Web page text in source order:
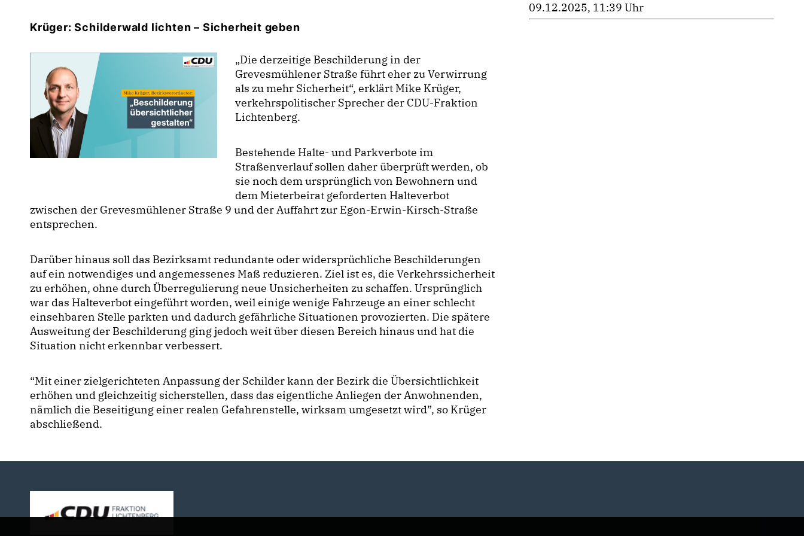
Krüger: Schilderwald lichten – Sicherheit geben
Die derzeitige Beschilderung in der
Grevesmühlener Straße führt eher zu Verwirrung
als zu mehr Sicherheit“, erklärt Mike Krüger,
verkehrspolitischer Sprecher der CDU-Fraktion
Lichtenberg.
Bestehende Halte- und Parkverbote im
Straßenverlauf sollen daher überprüft werden, ob
sie noch dem ursprünglich von Bewohnern und
dem Mieterbeirat geforderten Halteverbot
zwischen der Grevesmühlener Straße 9 und der Auffahrt zur Egon-Erwin-Kirsch-Straße
entsprechen.
Darüber hinaus soll das Bezirksamt redundante oder widersprüchliche Beschilderungen
auf ein notwendiges und angemessenes Maß reduzieren. Ziel ist es, die Verkehrssicherheit
zu erhöhen, ohne durch Überregulierung neue Unsicherheiten zu schaffen. Ursprünglich
war das Halteverbot eingeführt worden, weil einige wenige Fahrzeuge an einer schlecht
einsehbaren Stelle parkten und dadurch gefährliche Situationen provozierten. Die spätere
Ausweitung der Beschilderung ging jedoch weit über diesen Bereich hinaus und hat die
Situation nicht erkennbar verbessert.
“Mit einer zielgerichteten Anpassung der Schilder kann der Bezirk die Übersichtlichkeit
erhöhen und gleichzeitig sicherstellen, dass das eigentliche Anliegen der Anwohnenden,
nämlich die Beseitigung einer realen Gefahrenstelle, wirksam umgesetzt wird”, so Krüger
abschließend.
09.12.2025, 11:39 Uhr